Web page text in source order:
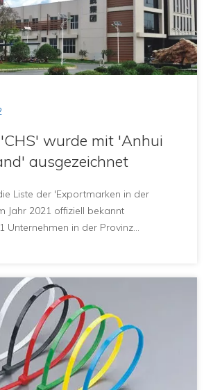
wurde mit 'Anhui
ausgezeichnet
Liste der 'Exportmarken in der
Jahr 2021 offiziell bekannt
Unternehmen in der Provinz